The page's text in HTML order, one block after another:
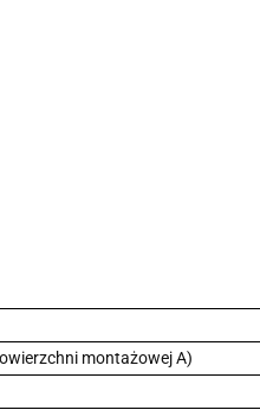
montażowej A)